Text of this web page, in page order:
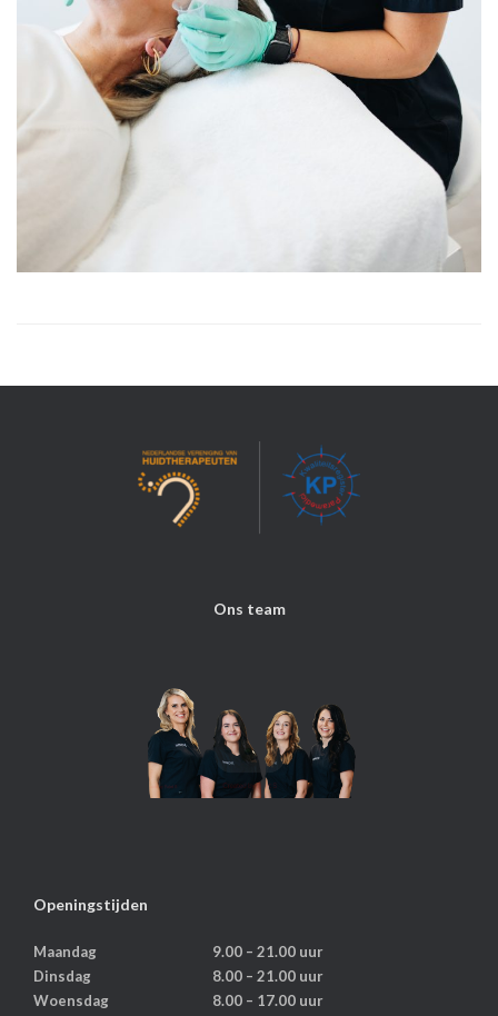
Ons team
Openingstijden
Maandag
9.00 – 21.00 uur
Dinsdag
8.00 – 21.00 uur
Woensdag
8.00 – 17.00 uur